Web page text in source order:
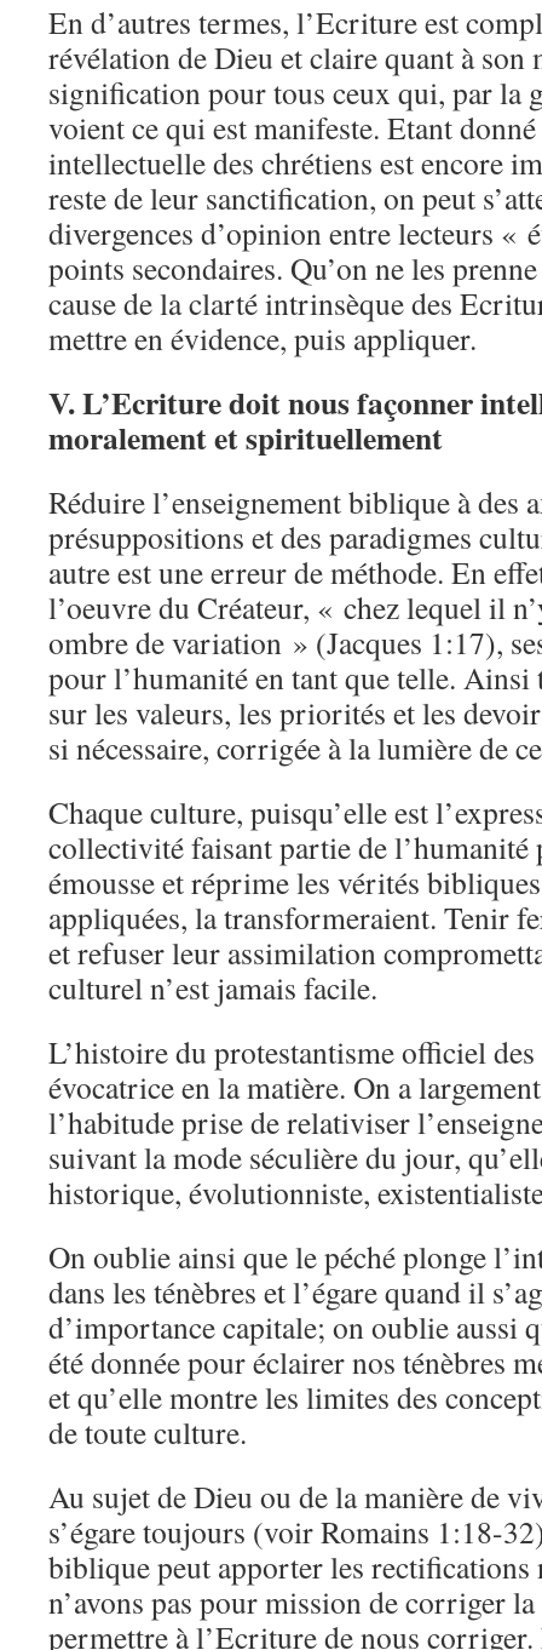
En d’autres termes, l’Ecriture est
révélation de Dieu et claire quant à son
signification pour tous ceux qui, par la
voient ce qui est manifeste. Etant
intellectuelle des chrétiens est encore
reste de leur sanctification, on peut
divergences d’opinion entre lecteurs «
points secondaires. Qu’on ne les
cause de la clarté intrinsèque des
mettre en évidence, puis appliquer.
V.L’Ecriture doit nous façonner
moralement et spirituellement
Réduire l’enseignement biblique à des
présuppositions et des paradigmes
autre est une erreur de méthode. En
l’oeuvre du Créateur, « chez lequel il
ombre de variation » (Jacques 1:17),
pour l’humanité en tant que telle.
sur les valeurs, les priorités et les
si nécessaire, corrigée à la lumière de
Chaque culture, puisqu’elle est
collectivité faisant partie de l’humanité
émousse et réprime les vérités
appliquées, la transformeraient. Tenir
et refuser leur assimilation
culturel n’est jamais facile.
L’histoire du protestantisme officiel des
évocatrice en la matière. On a
l’habitude prise de relativiser
suivant la mode séculière du jour,
historique, évolutionniste,
On oublie ainsi que le péché plonge
dans les ténèbres et l’égare quand il
d’importance capitale; on oublie aussi
été donnée pour éclairer nos ténèbres
et qu’elle montre les limites des
de toute culture.
Au sujet de Dieu ou de la manière de
s’égare toujours (voir Romains 1:18-
biblique peut apporter les rectifications
n’avons pas pour mission de corriger
permettre à l’Ecriture de nous